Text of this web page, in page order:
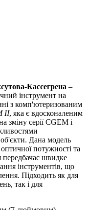
Кассегрена –
інструмент на
з комп'ютеризованим
II, яка є вдосконаленим
зміну серії CGEM і
Дана модель
потужності та
передбачає швидке
інструментів, що
Підходить як для
так і для